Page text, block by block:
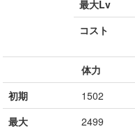
最大Lv
コスト
体力
初期
1502
最大
2499